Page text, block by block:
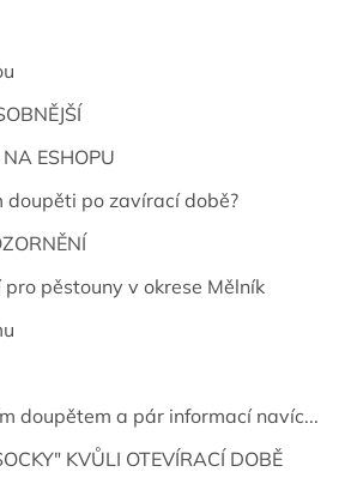
ESHOPU
doupěti po zavírací době?
pěstouny v okrese Mělník
doupětem a pár informací navíc...
KVŮLI OTEVÍRACÍ DOBĚ